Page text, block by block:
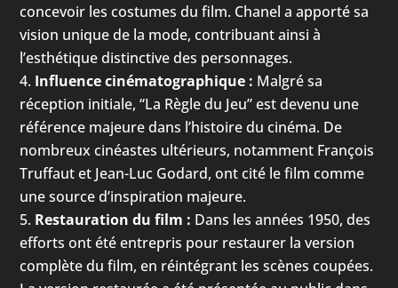
concevoir les costumes du film. Chanel a apporté sa
vision unique de la mode, contribuant ainsi à
l’esthétique distinctive des personnages.
Influence cinématographique : Malgré sa
réception initiale, “La Règle du Jeu” est devenu une
référence majeure dans l’histoire du cinéma. De
nombreux cinéastes ultérieurs, notamment François
Truffaut et Jean-Luc Godard, ont cité le film comme
une source d’inspiration majeure.
Restauration du film : Dans les années 1950, des
efforts ont été entrepris pour restaurer la version
complète du film, en réintégrant les scènes coupées.